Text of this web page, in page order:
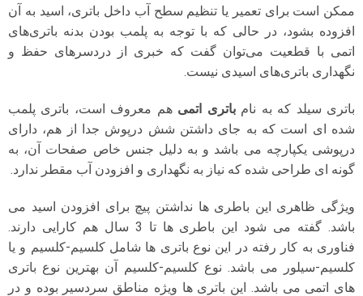
ممکن است برای تعمیر یا تنظیم سطح آب داخل باتری، اسید به آن
افزوده بشود، در حالی که با توجه به پلمب بودن بدنه باتری‌های
اتمی با قطعیت می‌توان گفت که خبری از دردسرهای حفظ و
نگهداری باتری‌های اسیدی نیست.
باتری سیلد که به نامباتری اتمی هم معروف است، باتری پلمب
شده ای است که به جای داشتن شش درپوش جدا از هم، دارای
درپوشی یکپارچه می باشد و به دلیل جنس خاص صفحات آن، به
گونه ای طراحی شده که نیاز به نگهداری و افزودن آب مقطر ندارد.
ویژگی ظاهری این باطری ها نداشتن پیچ برای افزودن اسید می
باشد. گفته می شود این باطری ها تا 3 سال هم کارایی دارند.
فناوری به کار رفته در این نوع باتری ها شامل کلسیم-کلسیم و یا
کلسیم-سیلور می باشد. نوع کلسیم-کلسیم آن بهترین نوع باتری
های اتمی می باشد. این باتری ها ویژه مناطق سردسیر بوده و در